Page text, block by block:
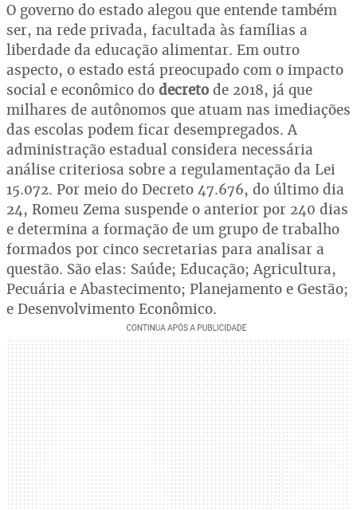
O governo do estado alegou que entende também
ser, na rede privada, facultada às famílias a
liberdade da educação alimentar. Em outro
aspecto, o estado está preocupado com o impacto
social e econômico do decreto de 2018, já que
milhares de autônomos que atuam nas imediações
das escolas podem ficar desempregados. A
administração estadual considera necessária
análise criteriosa sobre a regulamentação da Lei
15.072. Por meio do Decreto 47.676, do último dia
24, Romeu Zema suspende o anterior por 240 dias
e determina a formação de um grupo de trabalho
formados por cinco secretarias para analisar a
questão. São elas: Saúde; Educação; Agricultura,
Pecuária e Abastecimento; Planejamento e Gestão;
e Desenvolvimento Econômico.